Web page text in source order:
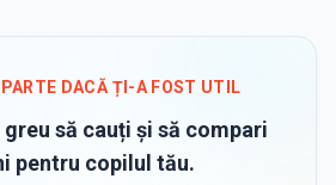
DACĂ ȚI-A FOST UTIL
să cauți și să compari
pentru copilul tău.